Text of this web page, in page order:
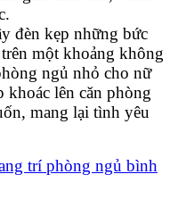
đèn kẹp những bức
một khoảng không
ngủ nhỏ cho nữ
lên căn phòng
mang lại tình yêu
trí phòng ngủ bình